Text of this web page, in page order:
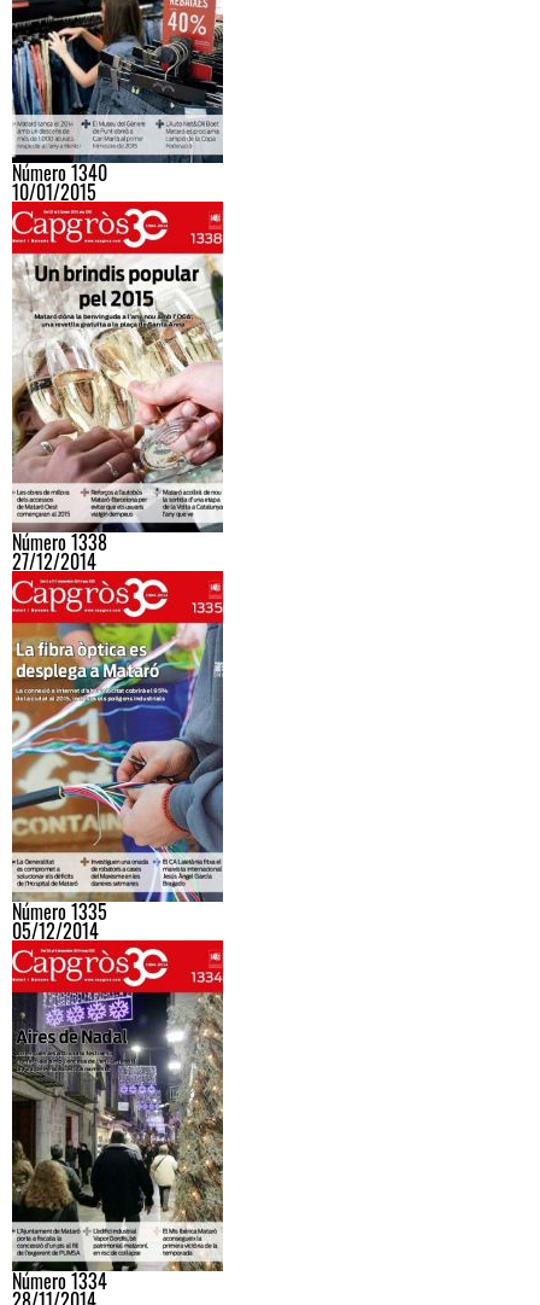
Número 1340
10/01/2015
Número 1338
27/12/2014
Número 1335
05/12/2014
Número 1334